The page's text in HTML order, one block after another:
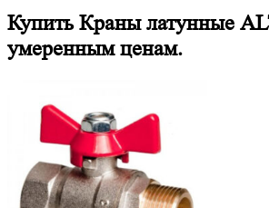
Купить Краны латунные
умеренным ценам.